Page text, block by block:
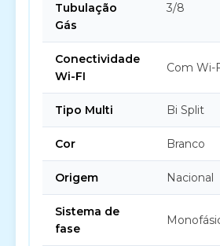
Tubulação
Gás
3/8
Conectividade
Wi-FI
Com Wi-
Tipo Multi Bi Split
Cor Branco
Origem Nacional
Sistema de
fase